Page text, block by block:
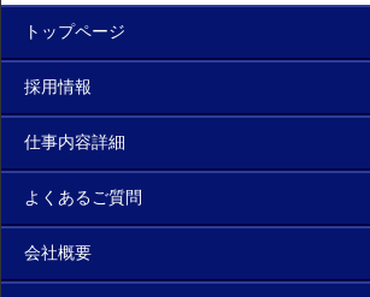
トップページ
採用情報
仕事内容詳細
よくあるご質問
会社概要